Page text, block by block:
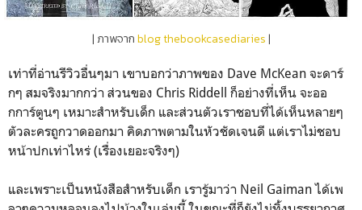
| ภาพจากblog thebookcasediaries|
เท่าที่อ่านรีวิวอื่นๆมา เขาบอกว่าภาพของ Dave McKean จะดาร์
กๆ สมจริงมากกว่า ส่วนของ Chris Riddell ก็อย่างที่เห็น จะออ
กการ์ตูนๆ เหมาะสำหรับเด็ก และส่วนตัวเราชอบที่ได้เห็นหลายๆ
ตัวละครถูกวาดออกมา คิดภาพตามในหัวชัดเจนดี แต่เราไม่ชอบ
หน้าปกเท่าไหร่ (เรื่องเยอะจริงๆ)
และเพราะเป็นหนังสือสำหรับเด็ก เรารู้มาว่า Neil Gaiman ได้เพ